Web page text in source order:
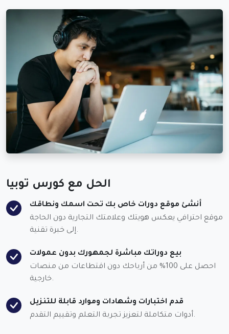
الحل مع كورس توبيا
أنشئ موقع دورات خاص بك تحت اسمك ونطاقك
موقع احترافي يعكس هويتك وعلامتك التجارية دون الحاجة
إلى خبرة تقنية.
بيع دوراتك مباشرة لجمهورك بدون عمولات
احصل على 100% من أرباحك دون اقتطاعات من منصات
خارجية.
قدم اختبارات وشهادات وموارد قابلة للتنزيل
أدوات متكاملة لتعزيز تجربة التعلم وتقييم التقدم.